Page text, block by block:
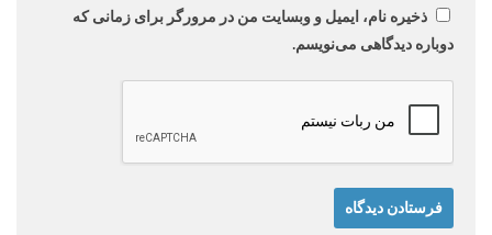
ذخیره نام، ایمیل و وبسایت من در مرورگر برای زمانی که
دوباره دیدگاهی می‌نویسم.